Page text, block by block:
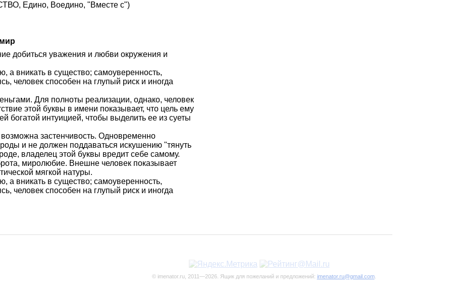
Едино, Воедино, "Вместе с")
добиться уважения и любви окружения и
а вникать в существо; самоуверенность,
человек способен на глупый риск и иногда
Для полноты реализации, однако, человек
этой буквы в имени показывает, что цель ему
богатой интуицией, чтобы выделить ее из суеты
застенчивость. Одновременно
и не должен поддаваться искушению "тянуть
владелец этой буквы вредит себе самому.
миролюбие. Внешне человек показывает
мягкой натуры.
а вникать в существо; самоуверенность,
человек способен на глупый риск и иногда
© imenator.ru, 2011—2026. Ящик для пожеланий и предложений: imenator.ru@gmail.com.